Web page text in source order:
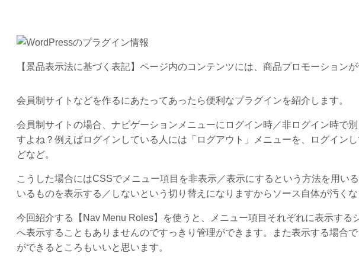
【景品表示法に基づく表記】ページ内のコンテンツには、商品プロモーション
会員制サイトなどを作るにあたってあったら便利なプラグインを紹介します。
会員制サイトの場合、ナビゲーションメニューにログイン時／非ログイン時で
すよね？例えばログインしている人には「ログアウト」メニューを、ログイン
どなど。
こうした場合にはCSSでメニュー項目を非表示／表示にするという方法を用い
いるものを表示する／しないという切り替えになりますからソース自体が汚くな
今回紹介する【Nav Menu Roles】を使うと、メニュー項目それぞれに表示する
へ表示することもありませんのですっきり管理ができます。また表示する場合
ができるところもいいと思います。